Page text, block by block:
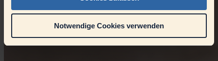
Notwendige Cookies verwenden